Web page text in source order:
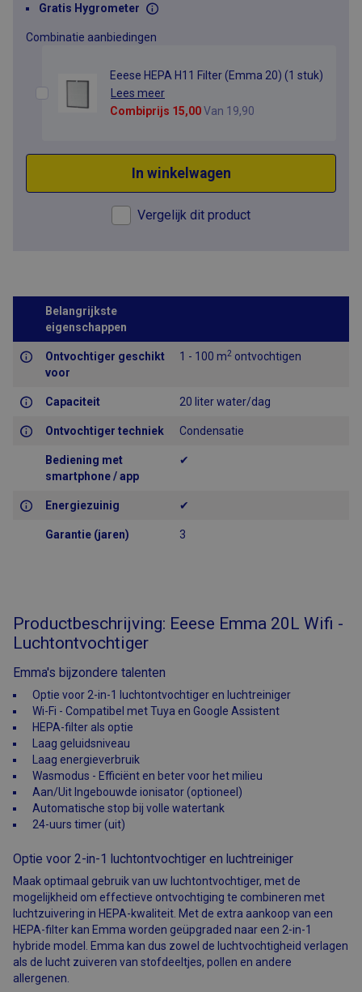
Gratis Hygrometer
Combinatie aanbiedingen
Eeese HEPA H11 Filter (Emma 20) (1 stuk)
Lees meer
Combiprijs 15,00Van 19,90
In winkelwagen
Vergelijk dit product
Belangrijkste
eigenschappen
Ontvochtiger geschikt
voor
1 - 100 m2 ontvochtigen
Capaciteit 20 liter water/dag
Ontvochtiger techniek Condensatie
Bediening met
smartphone / app
✔
Energiezuinig ✔
Garantie (jaren) 3
Productbeschrijving: Eeese Emma 20L Wifi -
Luchtontvochtiger
Emma's bijzondere talenten
Optie voor 2-in-1 luchtontvochtiger en luchtreiniger
Wi-Fi - Compatibel met Tuya en Google Assistent
HEPA-filter als optie
Laag geluidsniveau
Laag energieverbruik
Wasmodus - Efficiënt en beter voor het milieu
Aan/Uit Ingebouwde ionisator (optioneel)
Automatische stop bij volle watertank
24-uurs timer (uit)
Optie voor 2-in-1 luchtontvochtiger en luchtreiniger
Maak optimaal gebruik van uw luchtontvochtiger, met de
mogelijkheid om effectieve ontvochtiging te combineren met
luchtzuivering in HEPA-kwaliteit. Met de extra aankoop van een
HEPA-filter kan Emma worden geüpgraded naar een 2-in-1
hybride model. Emma kan dus zowel de luchtvochtigheid verlagen
als de lucht zuiveren van stofdeeltjes, pollen en andere
allergenen.